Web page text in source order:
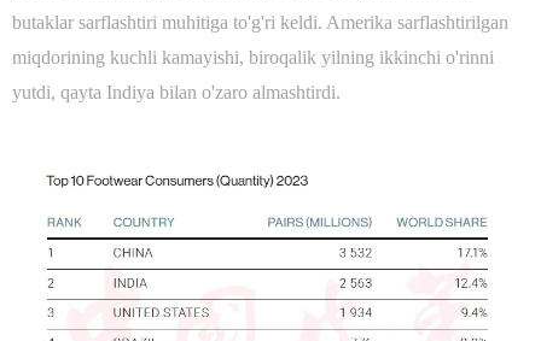
butaklar sarflashtiri muhitiga to'g'ri keldi. Amerika sarflashtirilgan
miqdorining kuchli kamayishi, biroqalik yilning ikkinchi o'rinni
yutdi, qayta Indiya bilan o'zaro almashtirdi.